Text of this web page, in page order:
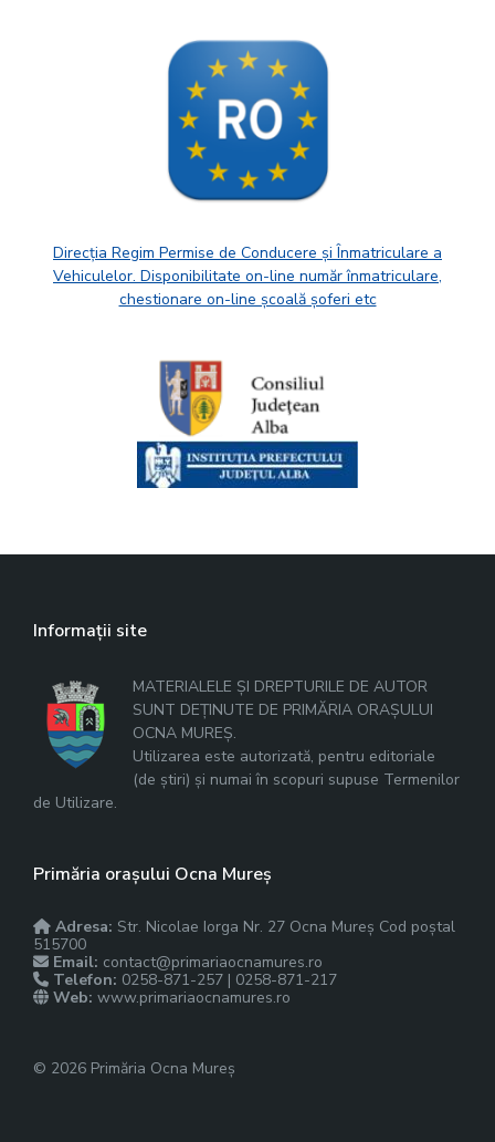
Direcția Regim Permise de Conducere și Înmatriculare a
Vehiculelor. Disponibilitate on-line număr înmatriculare,
chestionare on-line școală șoferi etc
Informații site
MATERIALELE ȘI DREPTURILE DE AUTOR
SUNT DEȚINUTE DE PRIMĂRIA ORAȘULUI
OCNA MUREȘ.
Utilizarea este autorizată, pentru editoriale
(de știri) și numai în scopuri supuse Termenilor
de Utilizare.
Primăria orașului Ocna Mureș
Adresa: Str. Nicolae Iorga Nr. 27 Ocna Mureș Cod poștal
515700
Email: contact@primariaocnamures.ro
Telefon: 0258-871-257 | 0258-871-217
Web: www.primariaocnamures.ro
© 2026 Primăria Ocna Mureș